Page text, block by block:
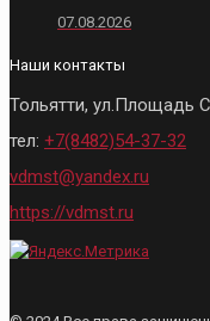
07.08.2026
Наши контакты
Тольятти, ул.Площадь
тел: +7(8482)54-37-32
vdmst@yandex.ru
https://vdmst.ru